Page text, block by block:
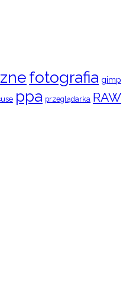
fotografia gimp
ppa przeglądarka RAW